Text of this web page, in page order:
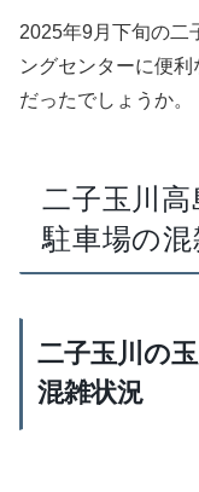
2025年9月下旬の二
ングセンターに便
だったでしょうか。
二子玉川高
駐車場の混
二子玉川の
混雑状況